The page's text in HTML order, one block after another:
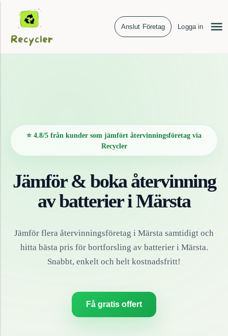
Anslut Företag Logga in
⭐ 4.8/5 från kunder som jämfört återvinningsföretag via
Recycler
Jämför & boka återvinning
avbatterieriMärsta
Jämför flera återvinningsföretag i Märsta samtidigt och
hitta bästa pris för bortforsling av batterieri Märsta.
Snabbt, enkelt och helt kostnadsfritt!
Få gratis offert